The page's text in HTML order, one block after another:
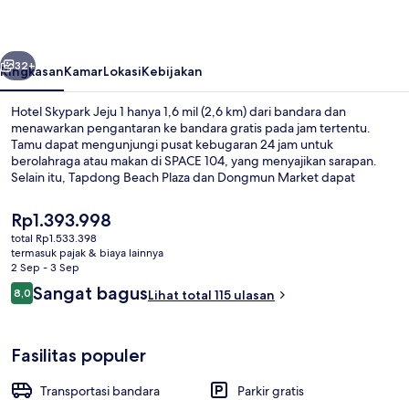
Berikutnya
32+
RingkasanKamarLokasiKebijakan
Hotel Skypark Jeju 1 hanya 1,6 mil (2,6 km) dari bandara dan
menawarkan pengantaran ke bandara gratis pada jam tertentu.
Tamu dapat mengunjungi pusat kebugaran 24 jam untuk
berolahraga atau makan di SPACE 104, yang menyajikan sarapan.
Selain itu, Tapdong Beach Plaza dan Dongmun Market dapat
Harga
saat
ini
Rp1.393.998
Rp1.393.998
total Rp1.533.398
termasuk pajak & biaya lainnya
2 Sep - 3 Sep
Ulasan
8,08,0 dari 10
Sangat bagusLihat total 115 ulasan
Fasilitas populer
Transportasi bandara
Parkir gratis